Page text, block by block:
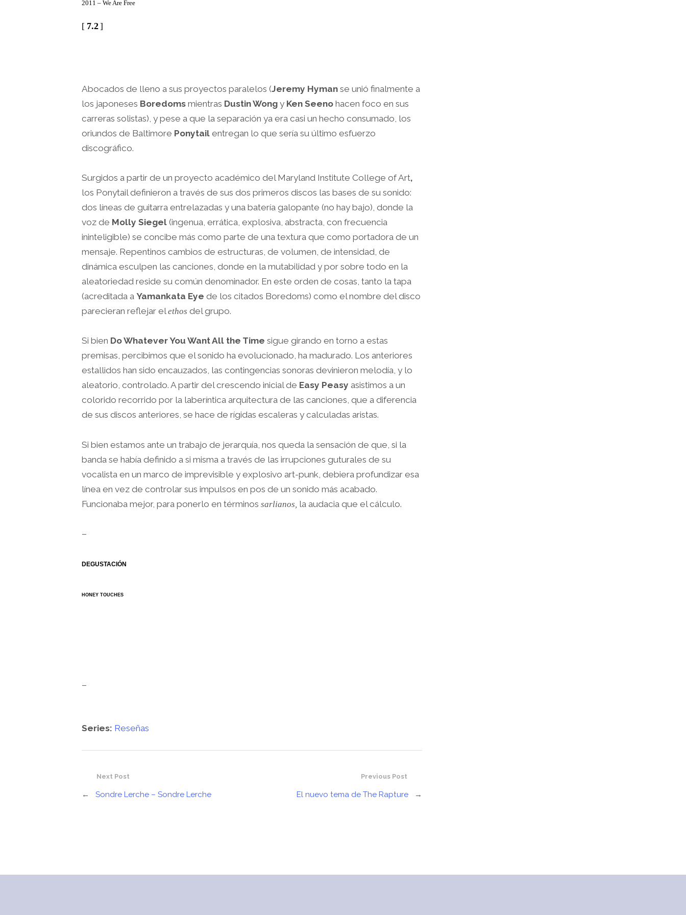
2011 – We Are Free
[ 7.2]
Abocados de lleno a sus proyectos paralelos (Jeremy Hyman se unió finalmente a
los japoneses Boredoms mientras Dustin Wong y Ken Seeno hacen foco en sus
carreras solistas), y pese a que la separación ya era casi un hecho consumado, los
oriundos de Baltimore Ponytail entregan lo que sería su último esfuerzo
discográfico.
Surgidos a partir de un proyecto académico del Maryland Institute College of Art,
los Ponytail definieron a través de sus dos primeros discos las bases de su sonido:
dos líneas de guitarra entrelazadas y una batería galopante (no hay bajo), donde la
voz de Molly Siegel (ingenua, errática, explosiva, abstracta, con frecuencia
ininteligible) se concibe más como parte de una textura que como portadora de un
mensaje. Repentinos cambios de estructuras, de volumen, de intensidad, de
dinámica esculpen las canciones, donde en la mutabilidad y por sobre todo en la
aleatoriedad reside su común denominador. En este orden de cosas, tanto la tapa
(acreditada a Yamankata Eye de los citados Boredoms) como el nombre del disco
parecieran reflejar elethos del grupo.
Si bien Do Whatever You Want All the Time sigue girando en torno a estas
premisas, percibimos que el sonido ha evolucionado, ha madurado. Los anteriores
estallidos han sido encauzados, las contingencias sonoras devinieron melodía, y lo
aleatorio, controlado. A partir del crescendo inicial de Easy Peasy asistimos a un
colorido recorrido por la laberíntica arquitectura de las canciones, que a diferencia
de sus discos anteriores, se hace de rígidas escaleras y calculadas aristas.
Si bien estamos ante un trabajo de jerarquía, nos queda la sensación de que, si la
banda se había definido a si misma a través de las irrupciones guturales de su
vocalista en un marco de imprevisible y explosivo art-punk, debiera profundizar esa
línea en vez de controlar sus impulsos en pos de un sonido más acabado.
Funcionaba mejor, para ponerlo en términos sarlianos, la audacia que el cálculo.
–
DEGUSTACIÓN
HONEY TOUCHES
–
Series: Reseñas
Previous Post
El nuevo tema de The Rapture →
Next Post
← Sondre Lerche – Sondre Lerche